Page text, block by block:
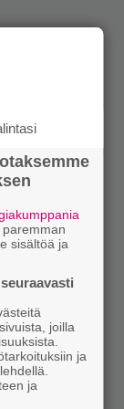
sisältöä ja
joilla
ja
ja